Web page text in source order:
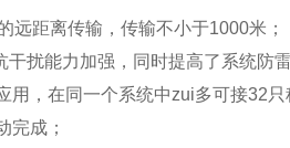
远距离传输，传输不小于1000米；
干扰能力加强，同时提高了系统防
用，在同一个系统中zui多可接32只
完成；